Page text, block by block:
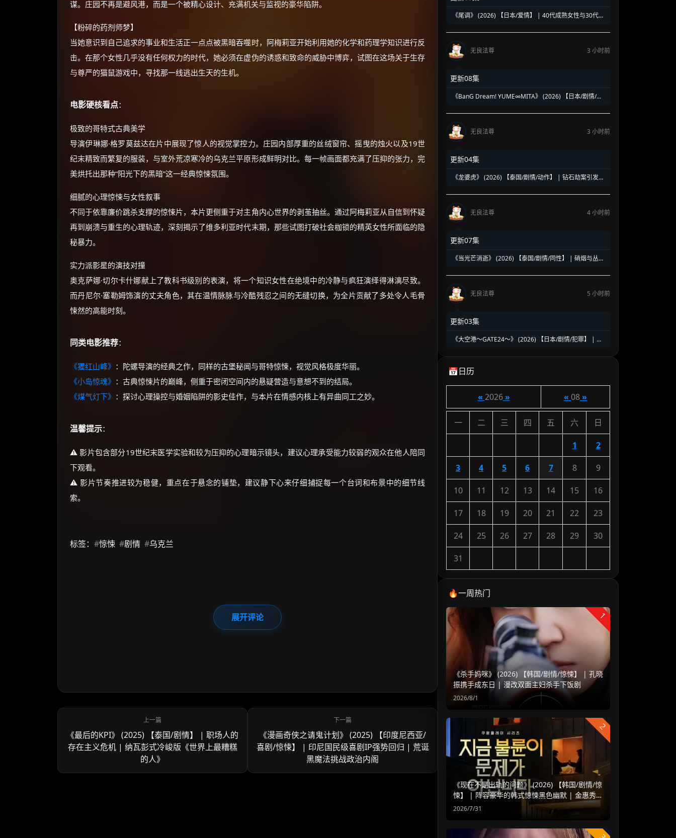
谋。庄园不再是避风港，而是一个被精心设计、充满机关与监视的豪华陷阱。
【粉碎的药剂师梦】
当她意识到自己追求的事业和生活正一点点被黑暗吞噬时，阿梅莉亚开始利用她的化学和药理学知识进行反
击。在那个女性几乎没有任何权力的时代，她必须在虚伪的诱惑和致命的威胁中博弈，试图在这场关于生存
与尊严的猫鼠游戏中，寻找那一线逃出生天的生机。
电影硬核看点：
极致的哥特式古典美学
导演伊琳娜·格罗莫兹达在片中展现了惊人的视觉掌控力。庄园内部厚重的丝绒窗帘、摇曳的烛火以及19世
纪末精致而繁复的服装，与室外荒凉寒冷的乌克兰平原形成鲜明对比。每一帧画面都充满了压抑的张力，完
美烘托出那种“阳光下的黑暗”这一经典惊悚氛围。
细腻的心理惊悚与女性叙事
不同于依靠廉价跳杀支撑的惊悚片，本片更侧重于对主角内心世界的剥茧抽丝。通过阿梅莉亚从自信到怀疑
再到崩溃与重生的心理轨迹，深刻揭示了维多利亚时代末期，那些试图打破社会枷锁的精英女性所面临的隐
秘暴力。
实力派影星的演技对撞
奥克萨娜·切尔卡什娜献上了教科书级别的表演，将一个知识女性在绝境中的冷静与疯狂演绎得淋漓尽致。
而丹尼尔·塞勒姆饰演的丈夫角色，其在温情脉脉与冷酷残忍之间的无缝切换，为全片贡献了多处令人毛骨
悚然的高能时刻。
同类电影推荐：
《猩红山峰》 ：陀螺导演的经典之作，同样的古堡秘闻与哥特惊悚，视觉风格极度华丽。
《小岛惊魂》 ：古典惊悚片的巅峰，侧重于密闭空间内的悬疑营造与意想不到的结局。
《煤气灯下》 ：探讨心理操控与婚姻陷阱的影史佳作，与本片在情感内核上有异曲同工之妙。
温馨提示：
⚠️ 影片包含部分19世纪末医学实验和较为压抑的心理暗示镜头，建议心理承受能力较弱的观众在他人陪同
下观看。
⚠️ 影片节奏推进较为稳健，重点在于悬念的铺垫，建议静下心来仔细捕捉每一个台词和布景中的细节线
索。
标签： #惊悚 #剧情 #乌克兰
展开评论
《最后的KPI》 (2025) 【泰国/剧情】 | 职场人的
存在主义危机 | 纳瓦彭式冷峻版《世界上最糟糕
的人》
《漫画奇侠之请鬼计划》 (2025) 【印度尼西亚/
喜剧/惊悚】 | 印尼国民级喜剧IP强势回归 | 荒诞
黑魔法挑战政治内阁
《尾调》 (2026) 【日本/爱情】 | 40代成熟女性与30代压
无良法尊 3 小时前
更新08集
《BanG Dream! YUME∞MITA》 (2026) 【日本/剧情/动
少女成长物语
无良法尊
3 小时前
更新04集
《龙婆虎》 (2026) 【泰国/剧情/动作】 | 钻石劫案引发的
无良法尊 4 小时前
更新07集
《当光芒消逝》 (2026) 【泰国/剧情/同性】 | 硝烟与丛林
无良法尊 5 小时前
更新03集
《大空港～GATE24～》 (2026) 【日本/剧情/犯罪】 | 机
📅日历
« 2026» « 08»
一 二 三 四 五 六 日
1 2
3 4 5 6 7 8 9
10 11 12 13 14 15 16
17 18 19 20 21 22 23
24 25 26 27 28 29 30
31
🔥一周热门
1
《杀手妈咪》 (2026) 【韩国/剧情/惊悚】 | 孔晓
振携手成东日 | 漫改双面主妇杀手下饭剧
2026/8/1
2
《现在不是出轨的问题》 (2026) 【韩国/剧情/惊
悚】 | 阵容豪华的韩式惊悚黑色幽默 | 金惠秀 x
赵汝贞强强联手
2026/7/31
☕
优惠券、活动红包，每日可领。